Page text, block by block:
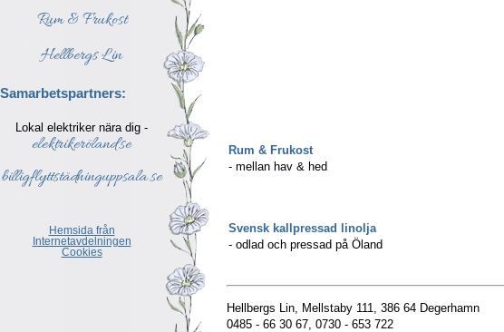
Rum & Frukost
Hellbergs Lin
Samarbetspartners:
Lokal elektriker nära dig -
elektrikeröland.se
billigflyttstädninguppsala.se
Hemsida från
Internetavdelningen
Cookies
Rum & Frukost
- mellan hav & hed
Svensk kallpressad linolja
- odlad och pressad på Öland
Hellbergs Lin, Mellstaby 111, 386 64 Degerhamn
0485 - 66 30 67, 0730 - 653 722